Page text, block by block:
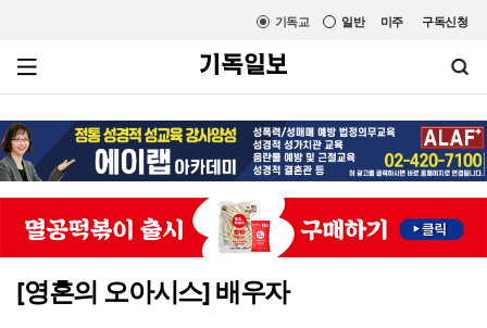
미주 구독신청
일반
기독교
[영혼의 오아시스] 배우자